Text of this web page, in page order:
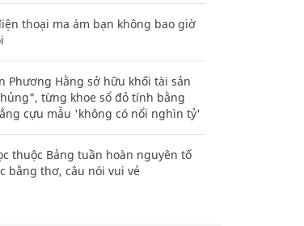
thoại ma ám bạn không bao giờ
Phương Hằng sở hữu khối tài sản
từng khoe sổ đỏ tính bằng
cựu mẫu 'không có nổi nghìn tỷ'
thuộc Bảng tuần hoàn nguyên tố
bằng thơ, câu nói vui vẻ